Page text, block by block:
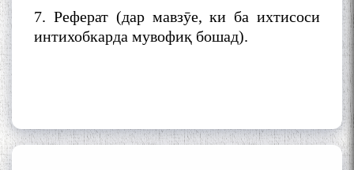
7. Реферат (дар мавзӯе, ки ба ихтисоси
интихобкарда мувофиқ бошад).
ИЛМҲОИ ТОҶИКИСТОН